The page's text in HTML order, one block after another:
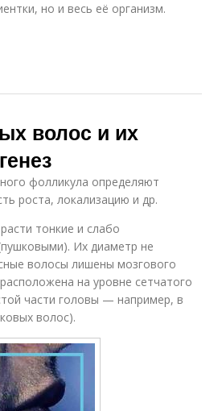
но и весь её организм.
волос и их
фолликула определяют
роста, локализацию и др.
тонкие и слабо
Их диаметр не
волосы лишены мозгового
на уровне сетчатого
части головы — например, в
волос).